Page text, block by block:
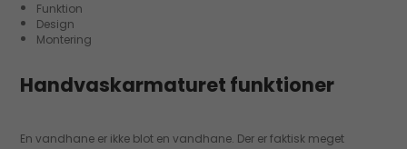
Funktion
Design
Montering
Handvaskarmaturet funktioner
En vandhane er ikke blot en vandhane. Der er faktisk meget